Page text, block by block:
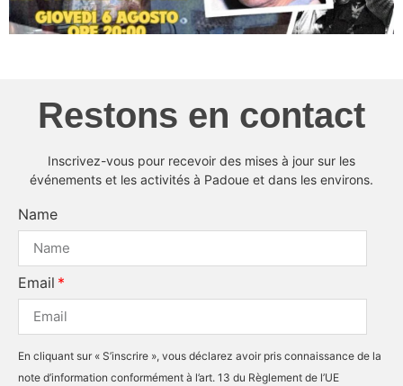
Restons en contact
Inscrivez-vous pour recevoir des mises à jour sur les
événements et les activités à Padoue et dans les environs.
Name
Email
En cliquant sur « S’inscrire », vous déclarez avoir pris connaissance de la
note d’information conformément à l’art. 13 du Règlement de l’UE